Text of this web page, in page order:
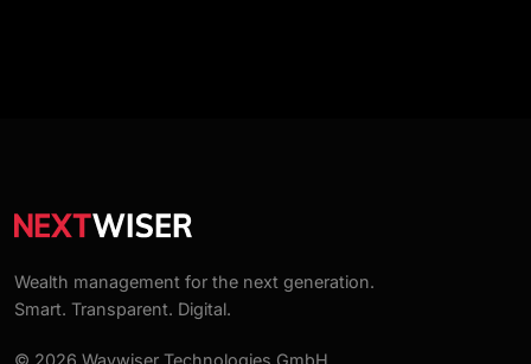
Wealth management for the next generation.
Smart. Transparent. Digital.